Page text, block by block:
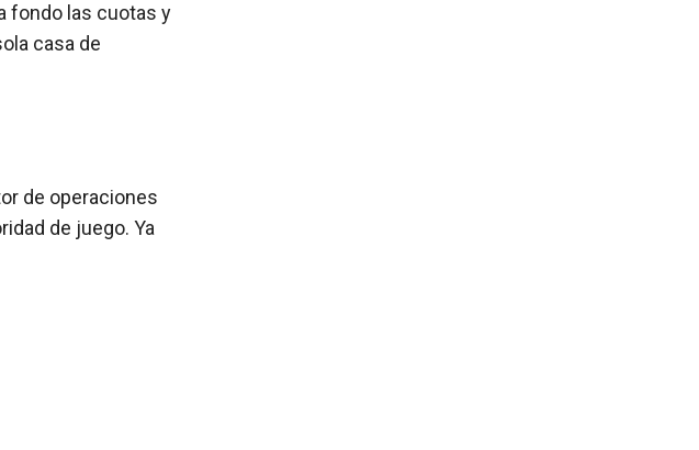
fondo las cuotas y
casa de
de operaciones
de juego. Ya